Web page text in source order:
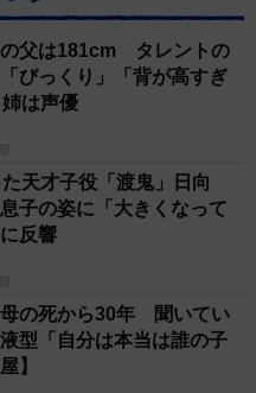
の父は181cm タレントの
びっくり」「背が高すぎ
は声優
天才子役「渡鬼」日向
子の姿に「大きくなって
反響
の死から30年 聞いてい
型「自分は本当は誰の子
】